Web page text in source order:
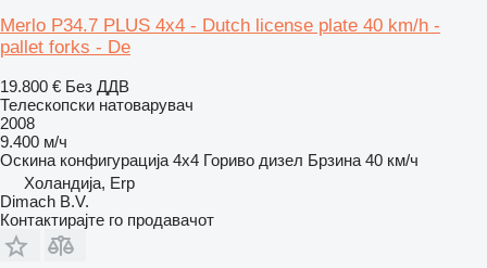
Merlo P34.7 PLUS 4x4 - Dutch license plate 40 km/h -
pallet forks - De
19.800 € Без ДДВ
Телескопски натоварувач
2008
9.400 м/ч
Оскина конфигурација 4x4 Гориво дизел Брзина 40 км/ч
Холандија, Erp
Dimach B.V.
Контактирајте го продавачот